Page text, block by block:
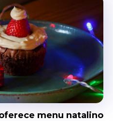
menu natalino